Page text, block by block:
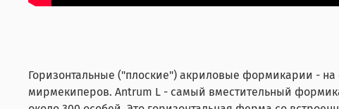
Горизонтальные ("плоские") акриловые формикарии -
мирмекиперов. Antrum L - самый вместительный